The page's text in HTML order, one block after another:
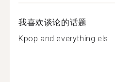
我喜欢谈论的话题
Kpop and everything els...